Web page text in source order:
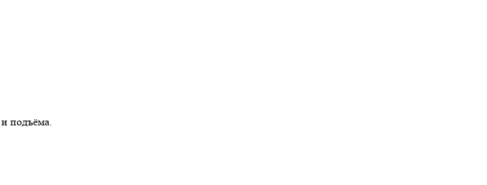
подъёма.